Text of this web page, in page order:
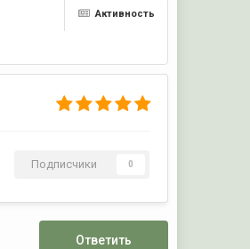
Активность
Подписчики 0
Ответить